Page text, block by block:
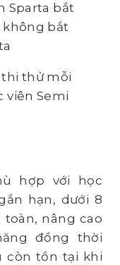
Sparta bắt
không bắt
thử mỗi
viên Semi
hợp với học
hạn, dưới 8
nâng cao
đồng thời
còn tồn tại khi